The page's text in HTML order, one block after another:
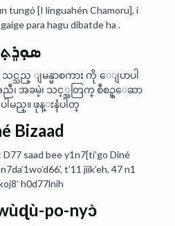
tungó [I linguahén Chamoru], i
para hagu dibatde ha .
ܣܘܼܪܸܬ݂
ည္ ျမန္မာစကား ကို ေျပာပါ
၊ အခမဲ့၊ သင့္အတြက္ စီစဥ္ေဆာ
ပါမည္။ ဖုန္းနံပါတ္
Bizaad
saad bee y1n7[ti’go Diné
t’11 jiik’eh, 47 n1
h0d77lnih
po-nyɔ̀